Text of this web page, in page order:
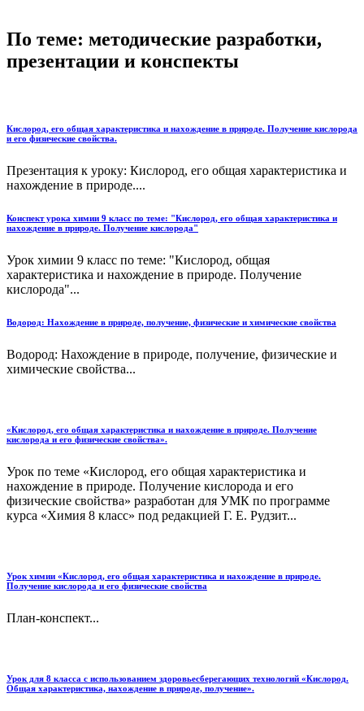
По теме: методические разработки,
презентации и конспекты
Кислород, его общая характеристика и нахождение в природе. Получение кислорода
и его физические свойства.
Презентация к уроку: Кислород, его общая характеристика и
нахождение в природе....
Конспект урока химии 9 класс по теме: "Кислород, его общая характеристика и
нахождение в природе. Получение кислорода"
Урок химии 9 класс по теме: "Кислород, общая
характеристика и нахождение в природе. Получение
кислорода"...
Водород: Нахождение в природе, получение, физические и химические свойства
Водород: Нахождение в природе, получение, физические и
химические свойства...
«Кислород, его общая характеристика и нахождение в природе. Получение
кислорода и его физические свойства».
Урок по теме «Кислород, его общая характеристика и
нахождение в природе. Получение кислорода и его
физические свойства» разработан для УМК по программе
курса «Химия 8 класс» под редакцией Г. Е. Рудзит...
Урок химии «Кислород, его общая характеристика и нахождение в природе.
Получение кислорода и его физические свойства
План-конспект...
Урок для 8 класса с использованием здоровьесберегающих технологий «Кислород.
Общая характеристика, нахождение в природе, получение».